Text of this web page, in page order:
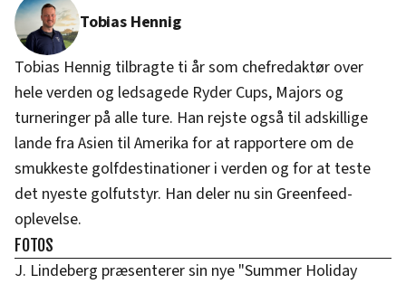
Tobias Hennig
Tobias Hennig tilbragte ti år som chefredaktør over
hele verden og ledsagede Ryder Cups, Majors og
turneringer på alle ture. Han rejste også til adskillige
lande fra Asien til Amerika for at rapportere om de
smukkeste golfdestinationer i verden og for at teste
det nyeste golfutstyr. Han deler nu sin Greenfeed-
oplevelse.
FOTOS
J. Lindeberg præsenterer sin nye "Summer Holiday